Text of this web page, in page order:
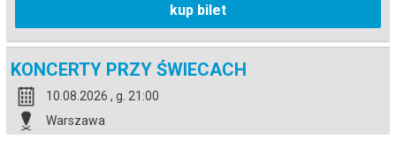
kup bilet
KONCERTY PRZY ŚWIECACH
10.08.2026 , g. 21:00
Warszawa